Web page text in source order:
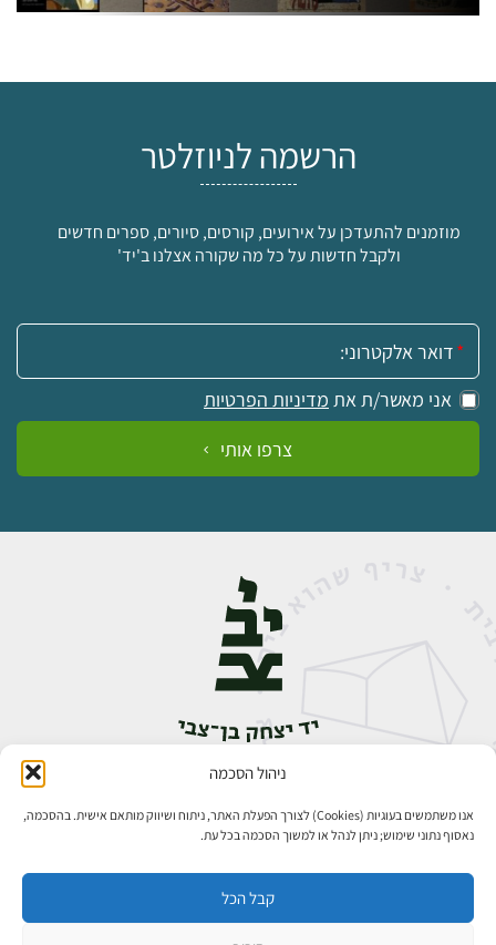
ניהול הסכמה
אנו משתמשים בעוגיות (Cookies) לצורך הפעלת האתר, ניתוח ושיווק מותאם אישית. בהסכמה,
נאסוף נתוני שימוש; ניתן לנהל או למשוך הסכמה בכל עת.
קבל הכל
הרשמה לניוזלטר
מוזמנים להתעדכן על אירועים, קורסים, סיורים, ספרים חדשים
ולקבל חדשות על כל מה שקורה אצלנו ב'יד'
אימייל:
אני מאשר/ת את מדיניות הפרטיות
צרפו אותי
אבן גבירול 14, רחביה, ירושלים